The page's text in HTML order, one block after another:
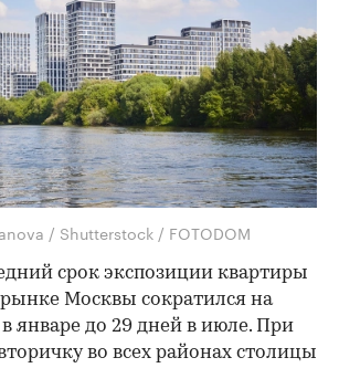
/ Shutterstock / FOTODOM
срок экспозиции квартиры
Москвы сократился на
январе до 29 дней в июле. При
во всех районах столицы